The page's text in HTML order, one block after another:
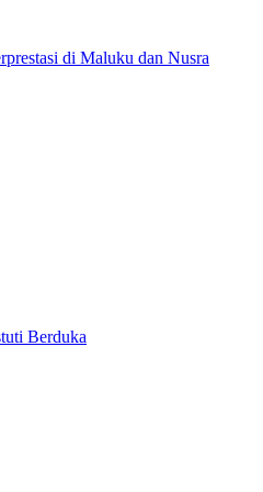
di Maluku dan Nusra
Berduka